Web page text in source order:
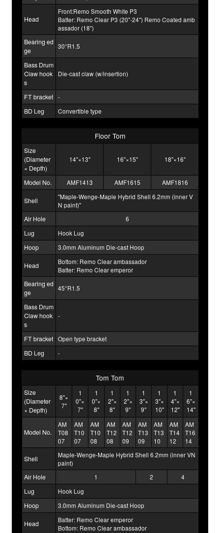
Head
Front:Remo Smooth White P3
Batter: Remo Clear P3 (20"-24") Remo Coated amb
assador (18")
Bearing ed
ge
30°R1.5
Bass Drum
Claw hook
s
Die-cast claw (w/insertion)
FT bracket -
BD Leg Convertible type
Floor Tom
Size
(Diameter
× Depth)
14"×13" 16"×15" 18"×16"
Model No. AMF1413 AMF1615 AMF1816
Shell
"Maple-Wenge-Maple Hybrid Shell 6.2mm (inner V
N paint)"
Air Hole 6
Lug Hook Lug
Hoop 3.0mm Aluminum Die-cast Hoop
Head
Bottom: Remo Clear ambassador
Batter: Remo Clear emperor
Bearing ed
ge
45°R1.5
Bass Drum
Claw hook
s
-
FT bracket Open type bracket
BD Leg -
Tom Tom
Size
(Diameter
× Depth)
8"×
7"
1
0"×
7"
1
0"×
8"
1
2"×
8"
1
2"×
9"
1
3"×
9"
1
3"×
10"
1
4"×
12"
1
6"×
14"
Model No.
AM
T08
07
AM
T10
07
AM
T10
08
AM
T12
08
AM
T12
09
AM
T13
09
AM
T13
10
AM
T14
12
AM
T16
14
Shell
Maple-Wenge-Maple Hybrid Shell 6.2mm (inner VN
paint)
Air Hole 1 2 4
Lug Hook Lug
Hoop 3.0mm Aluminum Die-cast Hoop
Head
Batter: Remo Clear emperor
Bottom: Remo Clear ambassador